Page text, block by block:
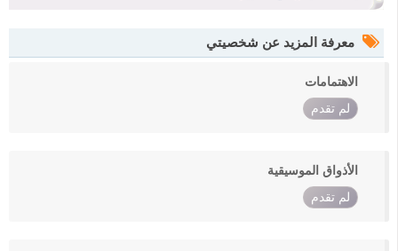
معرفة المزيد عن شخصيتي
الاهتمامات
لم تقدم
الأذواق الموسيقية
لم تقدم